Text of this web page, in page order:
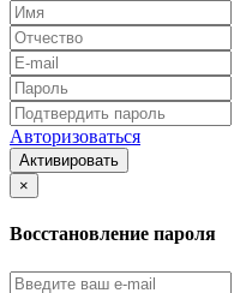
Авторизоваться
Активировать
×
Восстановление пароля